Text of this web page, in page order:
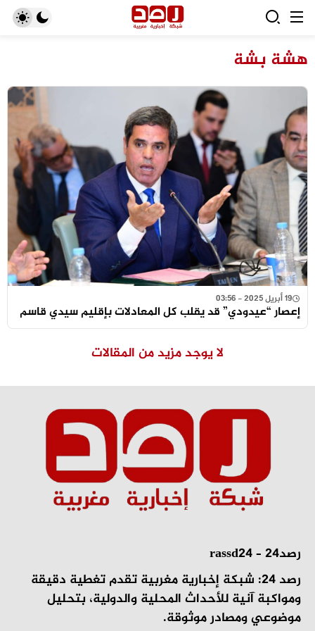
هشة بشة
19 أبريل 2025 - 03:56
إعصار “عيدودي” قد يقلب كل المعادلات بإقليم سيدي قاسم
لا يوجد مزيد من المقالات
رصد24 – rassd24
رصد 24: شبكة إخبارية مغربية تقدم تغطية دقيقة
ومواكبة آنية للأحداث المحلية والدولية، بتحليل
موضوعي ومصادر موثوقة.